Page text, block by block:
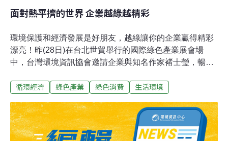
面對熱平擠的世界 企業越綠越精彩
環境保護和經濟發展是好朋友，越綠讓你的企業贏得精彩
漂亮！昨(28日)在台北世貿舉行的國際綠色產業展會場
中，台灣環境資訊協會邀請企業與知名作家褚士瑩，暢談
業品牌經理蔡宜凌即說，嚴守環保信念，讓索尼跨足國際
環境資訊協會副秘書長夏道緣則認為，一場「能源長」
(CPO)與「個人能源消費者」(PEC)的運動即將開始，企
業必須以「能源效率」為導向，經營企業、製造產品；而
循環經濟 綠色產業 綠色消費 生活環境